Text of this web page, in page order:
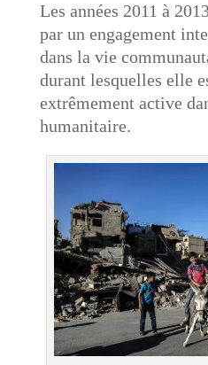
Les années 2011 à
par un engagement
dans la vie
durant lesquelles elle
extrêmement active
humanitaire.